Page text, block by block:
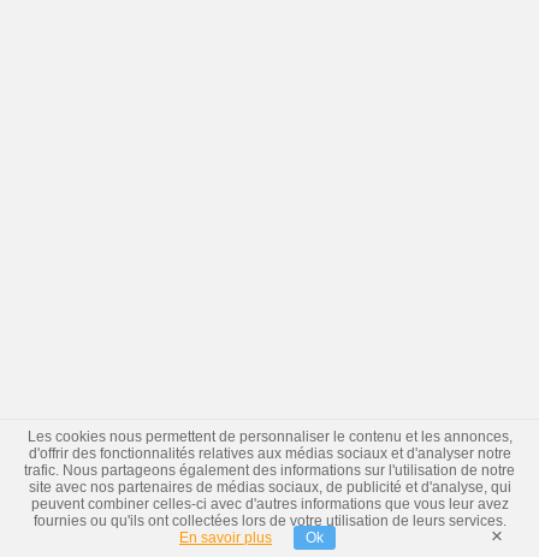
Les cookies nous permettent de personnaliser le contenu et les annonces,
d'offrir des fonctionnalités relatives aux médias sociaux et d'analyser notre
trafic. Nous partageons également des informations sur l'utilisation de notre
site avec nos partenaires de médias sociaux, de publicité et d'analyse, qui
peuvent combiner celles-ci avec d'autres informations que vous leur avez
fournies ou qu'ils ont collectées lors de votre utilisation de leurs services.
En savoir plus
Ok ×